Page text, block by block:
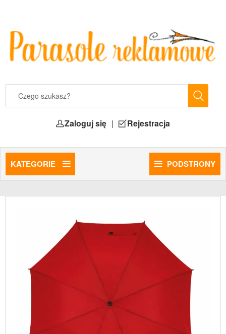
Zaloguj się | Rejestracja
KATEGORIE PODSTRONY